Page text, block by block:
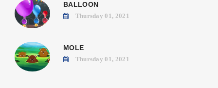
BALLOON
Thursday 01, 2021
MOLE
Thursday 01, 2021